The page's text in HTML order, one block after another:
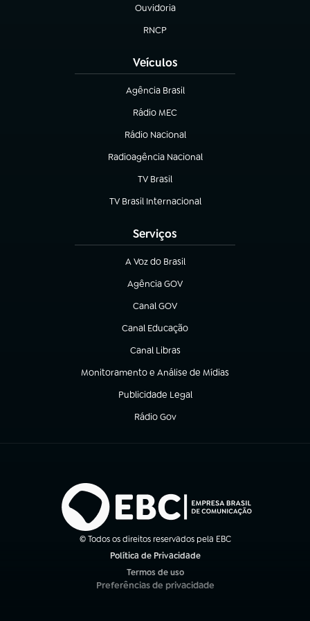
Ouvidoria
(abre em nova aba)
RNCP
(abre em nova aba)
Veículos
Agência Brasil
(abre em nova aba)
Rádio MEC
(abre em nova aba)
Rádio Nacional
Radioagência Nacional
(abre em nova aba)
TV Brasil
(abre em nova aba)
TV Brasil Internacional
(abre em nova aba)
Serviços
A Voz do Brasil
(abre em nova aba)
Agência GOV
(abre em nova aba)
Canal GOV
(abre em nova aba)
Canal Educação
(abre em nova aba)
Canal Libras
(abre em nova aba)
Monitoramento e Análise de Mídias
(abre em nova aba)
Publicidade Legal
(abre em nova aba)
Rádio Gov
(abre em nova aba)
© Todos os direitos reservados pela EBC
Política de Privacidade
Termos de uso
(abre em nova aba)
Preferências de privacidade